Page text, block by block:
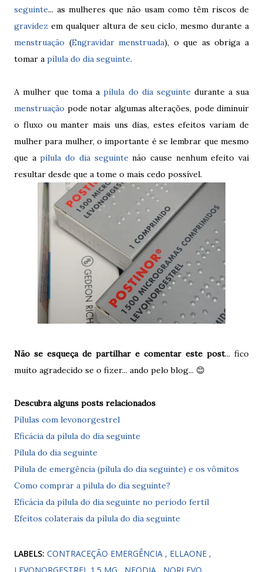
seguinte... as mulheres que não usam como têm riscos de
gravidez em qualquer altura de seu ciclo, mesmo durante a
menstruação (Engravidar menstruada), o que as obriga a
tomar a pílula do dia seguinte.
A mulher que toma apílula do dia seguinte durante a sua
menstruação pode notar algumas alterações, pode diminuir
o fluxo ou manter mais uns dias, estes efeitos variam de
mulher para mulher, o importante é se lembrar que mesmo
que apílula do dia seguinte não cause nenhum efeito vai
resultar desde que a tome o mais cedo possível.
Não se esqueça de partilhar e comentar este post... fico
muito agradecido se o fizer... ando pelo blog... 😊
Descubra alguns posts relacionados
Pílulas com levonorgestrel
Eficácia da pílula do dia seguinte
Pílula do dia seguinte
Pílula de emergência (pílula do dia seguinte) e os vômitos
Como comprar a pílula do dia seguinte?
Eficácia da pílula do dia seguinte no período fertil
Efeitos colaterais da pílula do dia seguinte
LABELS: CONTRACEÇÃO EMERGÊNCIA
ELLAONE